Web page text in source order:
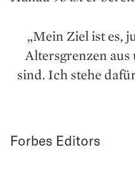
„Mein Ziel ist es,
Altersgrenzen
sind. Ich stehe
Forbes Editors